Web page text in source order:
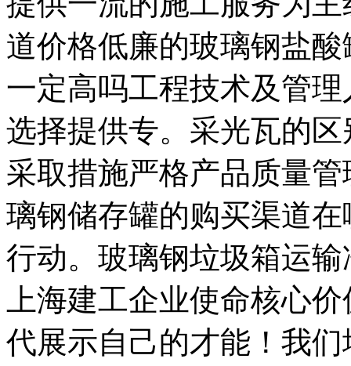
道价格低廉的玻璃钢盐
一定高吗工程技术及管
选择提供专。采光瓦的
采取措施严格产品质量
璃钢储存罐的购买渠道
行动。玻璃钢垃圾箱运
上海建工企业使命核心
代展示自己的才能！我